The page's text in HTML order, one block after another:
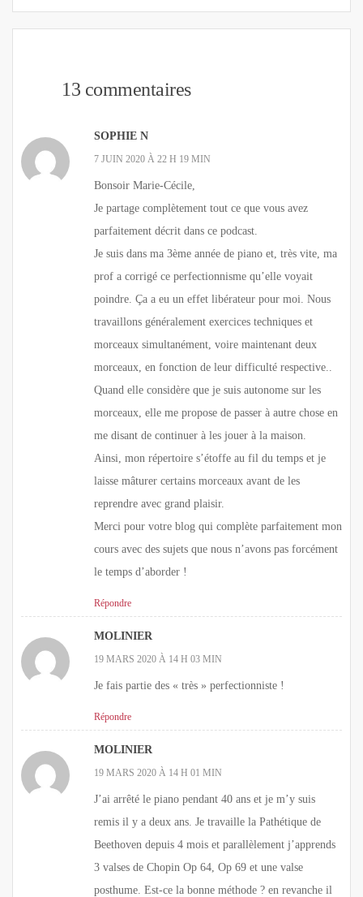
13 commentaires
SOPHIE N
7 JUIN 2020 À 22 H 19 MIN
Bonsoir Marie-Cécile,
Je partage complètement tout ce que vous avez
parfaitement décrit dans ce podcast.
Je suis dans ma 3ème année de piano et, très vite, ma
prof a corrigé ce perfectionnisme qu’elle voyait
poindre. Ça a eu un effet libérateur pour moi. Nous
travaillons généralement exercices techniques et
morceaux simultanément, voire maintenant deux
morceaux, en fonction de leur difficulté respective..
Quand elle considère que je suis autonome sur les
morceaux, elle me propose de passer à autre chose en
me disant de continuer à les jouer à la maison.
Ainsi, mon répertoire s’étoffe au fil du temps et je
laisse mâturer certains morceaux avant de les
reprendre avec grand plaisir.
Merci pour votre blog qui complète parfaitement mon
cours avec des sujets que nous n’avons pas forcément
le temps d’aborder !
Répondre
MOLINIER
19 MARS 2020 À 14 H 03 MIN
Je fais partie des « très » perfectionniste !
Répondre
MOLINIER
19 MARS 2020 À 14 H 01 MIN
J’ai arrêté le piano pendant 40 ans et je m’y suis
remis il y a deux ans. Je travaille la Pathétique de
Beethoven depuis 4 mois et parallèlement j’apprends
3 valses de Chopin Op 64, Op 69 et une valse
posthume. Est-ce la bonne méthode ? en revanche il